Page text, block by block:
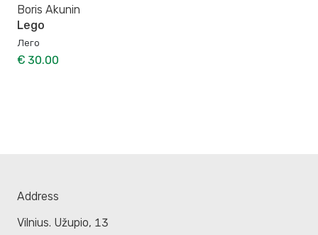
Boris Akunin
Lego
Лего
€ 30.00
Address
Vilnius. Užupio, 13